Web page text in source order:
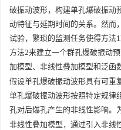
破振动波形，构建单孔爆破振动
动特征与延期时间的关系。然而
试验，繁琐的监测任务使得方法
方法2来建立一个群孔爆破振动
加模型、非线性叠加模型和泛函
假设单孔爆破振动波形具有可重
单孔爆破振动波形按照特定规律
孔对后爆孔产生的非线性影响。
非线性叠加模型，通过引入非线